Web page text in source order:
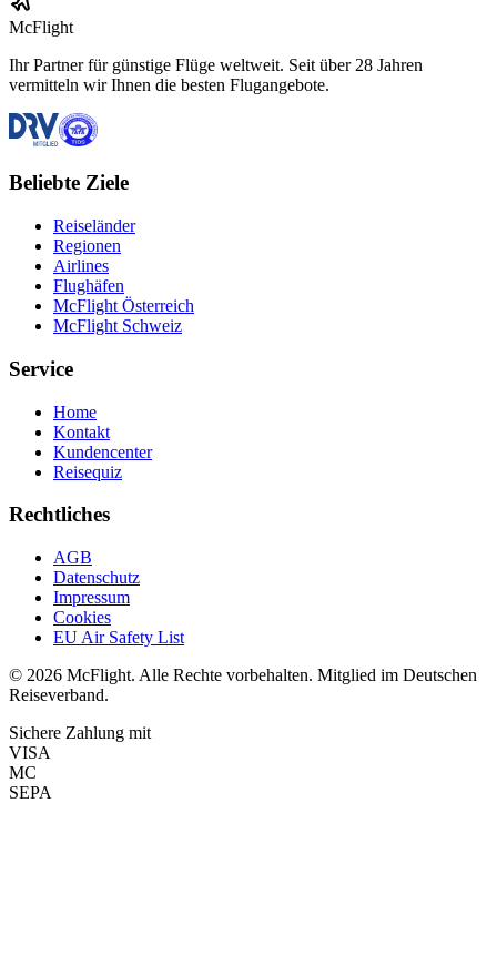
McFlight
Ihr Partner für günstige Flüge weltweit. Seit über 28 Jahren
vermitteln wir Ihnen die besten Flugangebote.
Beliebte Ziele
Reiseländer
Regionen
Airlines
Flughäfen
McFlight Österreich
McFlight Schweiz
Service
Home
Kontakt
Kundencenter
Reisequiz
Rechtliches
AGB
Datenschutz
Impressum
Cookies
EU Air Safety List
© 2026 McFlight. Alle Rechte vorbehalten. Mitglied im Deutschen
Reiseverband.
Sichere Zahlung mit
VISA
MC
SEPA